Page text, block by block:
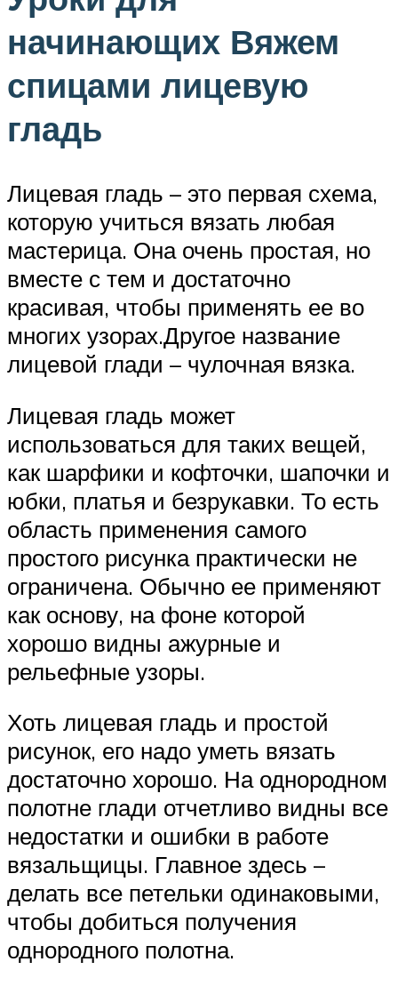
начинающих Вяжем
спицами лицевую
гладь
Лицевая гладь – это первая схема,
которую учиться вязать любая
мастерица. Она очень простая, но
вместе с тем и достаточно
красивая, чтобы применять ее во
многих узорах.Другое название
лицевой глади – чулочная вязка.
Лицевая гладь может
использоваться для таких вещей,
как шарфики и кофточки, шапочки и
юбки, платья и безрукавки. То есть
область применения самого
простого рисунка практически не
ограничена. Обычно ее применяют
как основу, на фоне которой
хорошо видны ажурные и
рельефные узоры.
Хоть лицевая гладь и простой
рисунок, его надо уметь вязать
достаточно хорошо. На однородном
полотне глади отчетливо видны все
недостатки и ошибки в работе
вязальщицы. Главное здесь –
делать все петельки одинаковыми,
чтобы добиться получения
однородного полотна.